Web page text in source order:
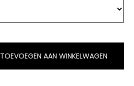
TOEVOEGEN AAN WINKELWAGEN